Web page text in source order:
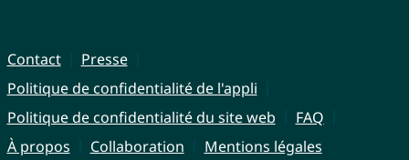
Contact
Presse
Politique de confidentialité de l'appli
Politique de confidentialité du site web
FAQ
À propos
Collaboration Mentions légales